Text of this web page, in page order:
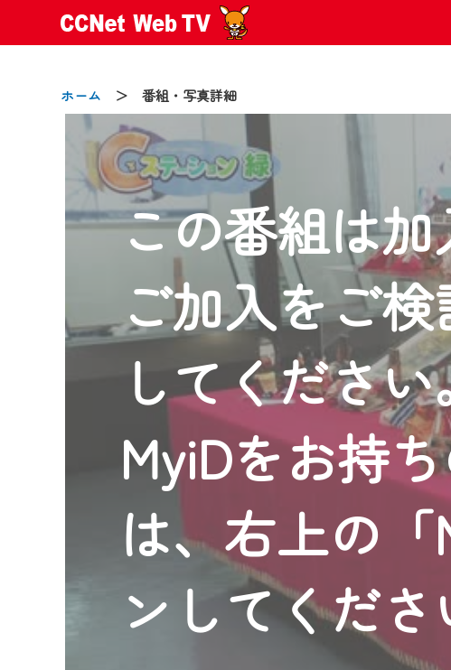
ホーム ＞ 番組・写真詳細
この番組は
ご加入をご
してくださ
MyiDをお持
は、右上の
ンしてくださ
2024/09/02
動画配信サービス『CCNet Web TV』
【変更点】
◆デザイン変更により、お住まいの地
◆当社アプリやＰＣブラウザから、
CCNetサービスエリア20市町の地域
【ご注意】
2024年9月24日からはご加入者様へ
『CCNet Web TV』を利用いただく
CCNetサービスへの加入と『CCNet
何卒、ご理解ご了承の程よろしくお
※マイページへのログインには、MyID
※MyIDとは、CCNet Web TVを含む
IDはお客様が使っているメールアドレ
（GmailやYahooなどのフリーメールア
※マイページへのログイン・MyIDの新
※CCNetアプリをご利用中の方は引き